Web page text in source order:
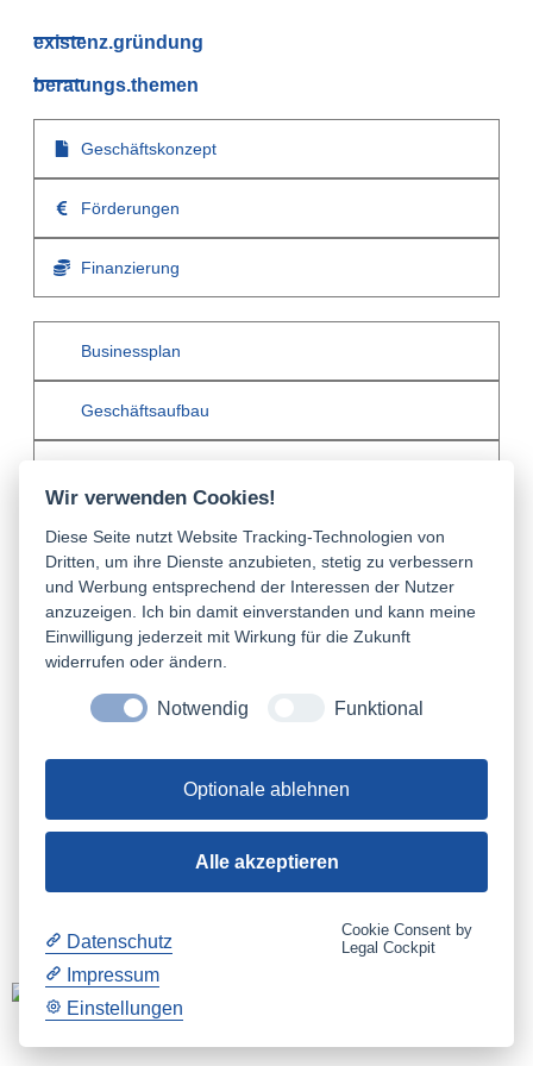
existenz.gründung
beratungs.themen
Geschäftskonzept
Förderungen
Finanzierung
Businessplan
Geschäftsaufbau
Startup(1)
Nebenerwerb(1)
Ausgründung aus der Hochschule
Technologierorientierte Gründung(1)
Gründen aus der Arbeitslosigkeit(1)
Erfinder(1)
Dienstleister(1)
Unternehmensnachfolge(1)
Innovatoren(2)
Förderungen
Gründercoaching
Spin-Offs(1)
(1)
Geschäftsmodell(1)
Wir verwenden Cookies!
Diese Seite nutzt Website Tracking-Technologien von
Dritten, um ihre Dienste anzubieten, stetig zu verbessern
und Werbung entsprechend der Interessen der Nutzer
anzuzeigen. Ich bin damit einverstanden und kann meine
Einwilligung jederzeit mit Wirkung für die Zukunft
widerrufen oder ändern.
Notwendig Funktional
Optionale ablehnen
Alle akzeptieren
Datenschutz
Impressum
Einstellungen
Cookie Consent by
Legal Cockpit